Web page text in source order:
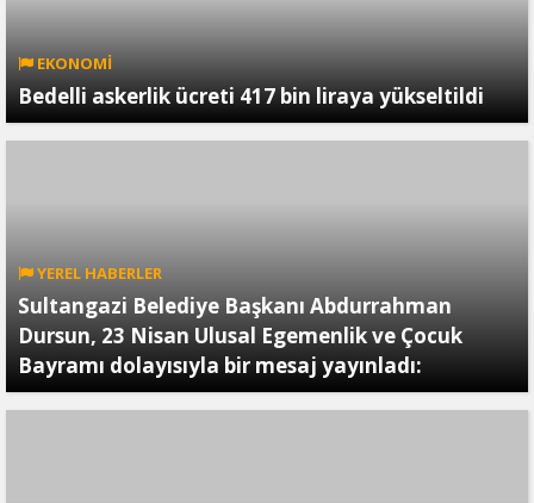
EKONOMİ
Bedelli askerlik ücreti 417 bin liraya yükseltildi
YEREL HABERLER
Sultangazi Belediye Başkanı Abdurrahman
Dursun, 23 Nisan Ulusal Egemenlik ve Çocuk
Bayramı dolayısıyla bir mesaj yayınladı: